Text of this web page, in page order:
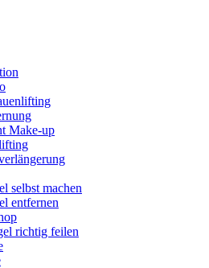
Make-up
selbst machen
entfernen
richtig feilen